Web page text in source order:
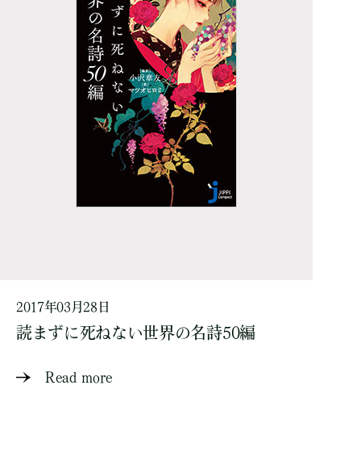
2017年03月28日
読まずに死ねない世界の名詩50編
Read more